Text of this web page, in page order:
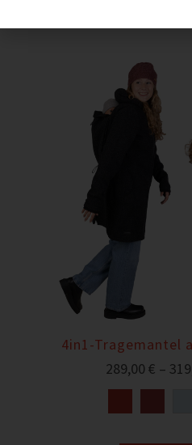
4in1-Tragemantel
289,00 € –